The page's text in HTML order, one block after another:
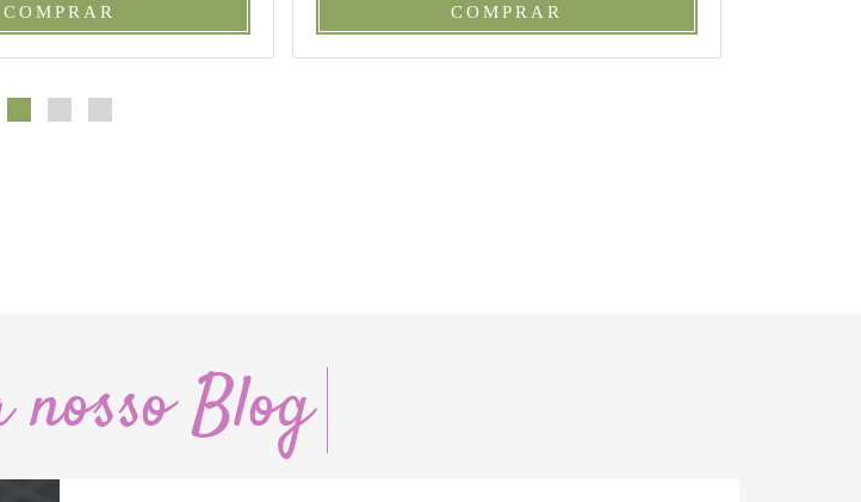
COMPRAR COMPRAR
nosso Blog